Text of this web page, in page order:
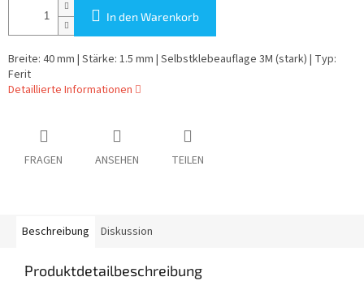
In den Warenkorb
Breite: 40 mm | Stärke: 1.5 mm | Selbstklebeauflage 3M (stark) | Typ:
Ferit
Detaillierte Informationen
FRAGEN ANSEHEN TEILEN
Beschreibung Diskussion
Produktdetailbeschreibung